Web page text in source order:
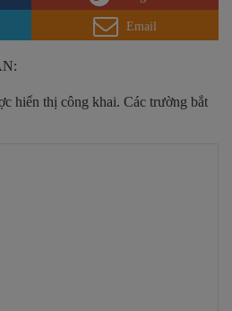
Email
hiển thị công khai. Các trường bắt